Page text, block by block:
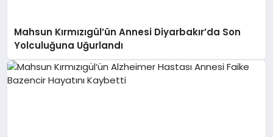
Mahsun Kırmızıgül’ün Annesi Diyarbakır’da Son
Yolculuğuna Uğurlandı